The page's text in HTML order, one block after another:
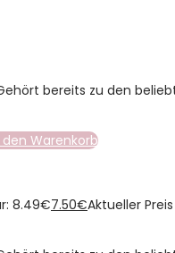
bereits zu den
den Warenkorb
8.49€7.50€Aktueller